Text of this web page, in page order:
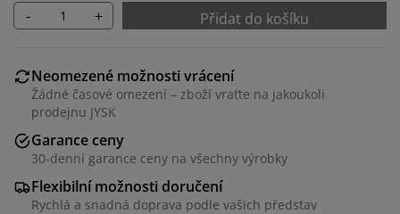
- + Přidat do košíku
Neomezené možnosti vrácení
Žádné časové omezení – zboží vraťte na jakoukoli
prodejnu JYSK
Garance ceny
30-denní garance ceny na všechny výrobky
Flexibilní možnosti doručení
Rychlá a snadná doprava podle vašich představ